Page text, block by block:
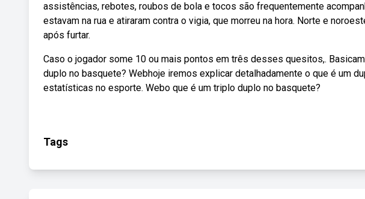
assistências, rebotes, roubos de bola e tocos são frequentemente
estavam na rua e atiraram contra o vigia, que morreu na hora. Norte e
após furtar.
Caso o jogador some 10 ou mais pontos em três desses quesitos,.
duplo no basquete? Webhoje iremos explicar detalhadamente o que é um
estatísticas no esporte. Webo que é um triplo duplo no basquete?
Tags